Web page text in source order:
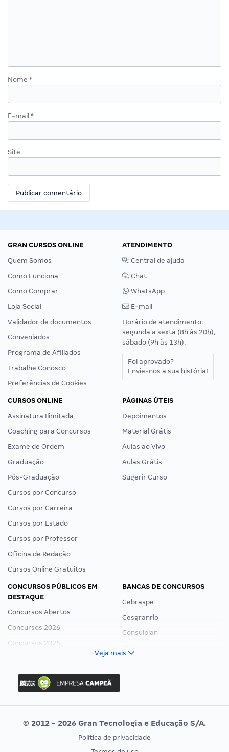
Nome *
E-mail *
Site
GRAN CURSOS ONLINE
Quem Somos
Como Funciona
Como Comprar
Loja Social
Validador de documentos
Conveniados
Programa de Afiliados
Trabalhe Conosco
Preferências de Cookies
ATENDIMENTO
Central de ajuda
Chat
WhatsApp
E-mail
Horário de atendimento:
segunda a sexta (8h às 20h),
sábado (9h às 13h).
Foi aprovado?
Envie-nos a sua história!
CURSOS ONLINE
Assinatura Ilimitada
Coaching para Concursos
Exame de Ordem
Graduação
Pós-Graduação
Cursos por Concurso
Cursos por Carreira
Cursos por Estado
Cursos por Professor
Oficina de Redação
Cursos Online Gratuitos
PÁGINAS ÚTEIS
Depoimentos
Material Grátis
Aulas ao Vivo
Aulas Grátis
Sugerir Curso
CONCURSOS PÚBLICOS EM
DESTAQUE
Concursos Abertos
Concursos 2026
Concursos 2025
Concurso Ibama
Concurso MPU
Editais publicados
BANCAS DE CONCURSOS
Cebraspe
Cesgranrio
Consulplan
Vunesp
CONCURSOS POR PROFISSÃO EXAME DE ORDEM
Veja mais
© 2012 - 2026 Gran Tecnologia e Educação S/A.
Política de privacidade